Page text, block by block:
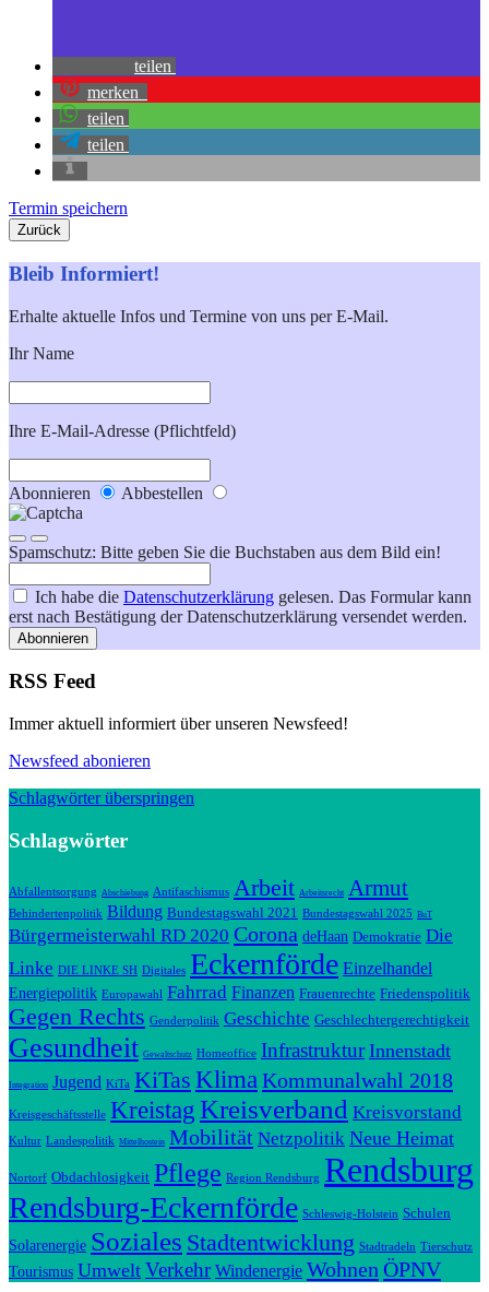
teilen
merken
teilen
teilen
Termin speichern
Zurück
Bleib Informiert!
Erhalte aktuelle Infos und Termine von uns per E-Mail.
Ihr Name
Ihre E-Mail-Adresse (Pflichtfeld)
Abonnieren Abbestellen
Spamschutz: Bitte geben Sie die Buchstaben aus dem Bild ein!
Ich habe die Datenschutzerklärung gelesen. Das Formular kann
erst nach Bestätigung der Datenschutzerklärung versendet werden.
Abonnieren
RSS Feed
Immer aktuell informiert über unseren Newsfeed!
Newsfeed abonieren
Schlagwörter überspringen
Schlagwörter
Abfallentsorgung Abschiebung Antifaschismus Arbeit Arbeitsrecht Armut
Behindertenpolitik Bildung Bundestagswahl 2021 Bundestagswahl 2025 BuT
Bürgermeisterwahl RD 2020 Corona deHaan Demokratie Die
Linke DIE LINKE SH Digitales Eckernförde Einzelhandel
Energiepolitik Europawahl Fahrrad Finanzen Frauenrechte Friedenspolitik
Gegen Rechts Genderpolitik Geschichte Geschlechtergerechtigkeit
Gesundheit Gewaltschutz Homeoffice Infrastruktur Innenstadt
Integration Jugend KiTa KiTas Klima Kommunalwahl 2018
Kreisgeschäftsstelle KreistagKreisverband Kreisvorstand
Kultur Landespolitik Mittelhostein Mobilität Netzpolitik Neue Heimat
Nortorf Obdachlosigkeit Pflege Region Rendsburg Rendsburg
Rendsburg-Eckernförde Schleswig-Holstein Schulen
Solarenergie Soziales Stadtentwicklung Stadtradeln Tierschutz
Tourismus Umwelt Verkehr Windenergie Wohnen ÖPNV